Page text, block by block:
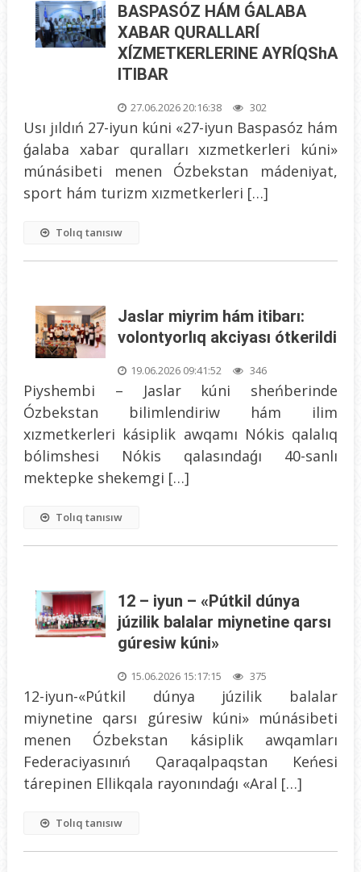
BASPASÓZ HÁM ǴALABA
XABAR QURALLARÍ
XÍZMETKERLERINE AYRÍQShA
ITIBAR
27.06.2026 20:16:38 302
Usı jıldıń 27-iyun kúni «27-iyun Baspasóz hám
ǵalaba xabar quralları xızmetkerleri kúni»
múnásibeti menen Ózbekstan mádeniyat,
sport hám turizm xızmetkerleri […]
Tolıq tanısıw
Jaslar miyrim hám itibarı:
volontyorlıq akciyası ótkerildi
19.06.2026 09:41:52 346
Piyshembi – Jaslar kúni sheńberinde
Ózbekstan bilimlendiriw hám ilim
xızmetkerleri kásiplik awqamı Nókis qalalıq
bólimshesi Nókis qalasındaǵı 40-sanlı
mektepke shekemgi […]
Tolıq tanısıw
12 – iyun – «Pútkil dúnya
júzilik balalar miynetine qarsı
gúresiw kúni»
15.06.2026 15:17:15 375
12-iyun-«Pútkil dúnya júzilik balalar
miynetine qarsı gúresiw kúni» múnásibeti
menen Ózbekstan kásiplik awqamları
Federaciyasınıń Qaraqalpaqstan Keńesi
tárepinen Ellikqala rayonındaǵı «Aral […]
Tolıq tanısıw